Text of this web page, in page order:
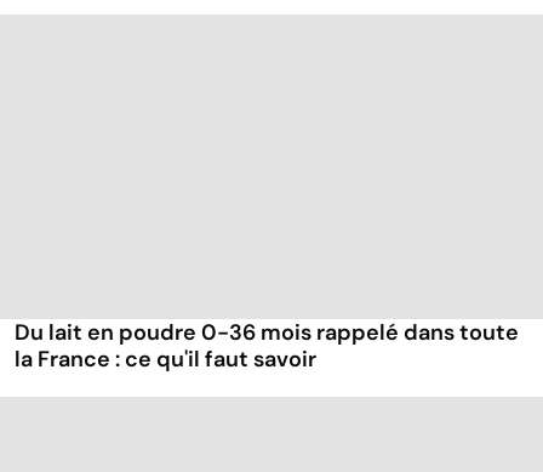
Du lait en poudre 0-36 mois rappelé dans toute
la France : ce qu'il faut savoir